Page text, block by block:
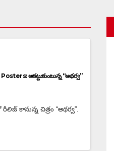
ఆకట్టుకుంటున్న “అథర్వ”
కానున్న చిత్రం “అథ‌ర్వ”.